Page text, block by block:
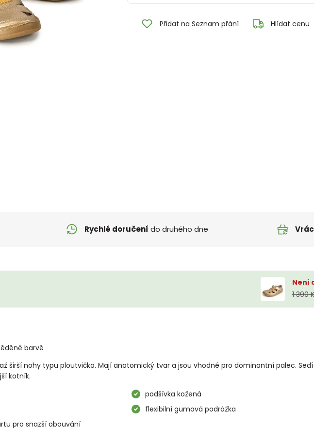
Přidat na Seznam přání Hlídat cenu
Rychlé doručení do druhého dne
Není
1 390
barvě
širší nohy typu ploutvička. Mají anatomický tvar a jsou vhodné pro dominantní palec.
kotník.
podšívka kožená
flexibilní gumová podrážka
pro snazší obouvání